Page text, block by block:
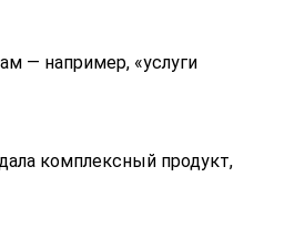
— например, «услуги
комплексный продукт,